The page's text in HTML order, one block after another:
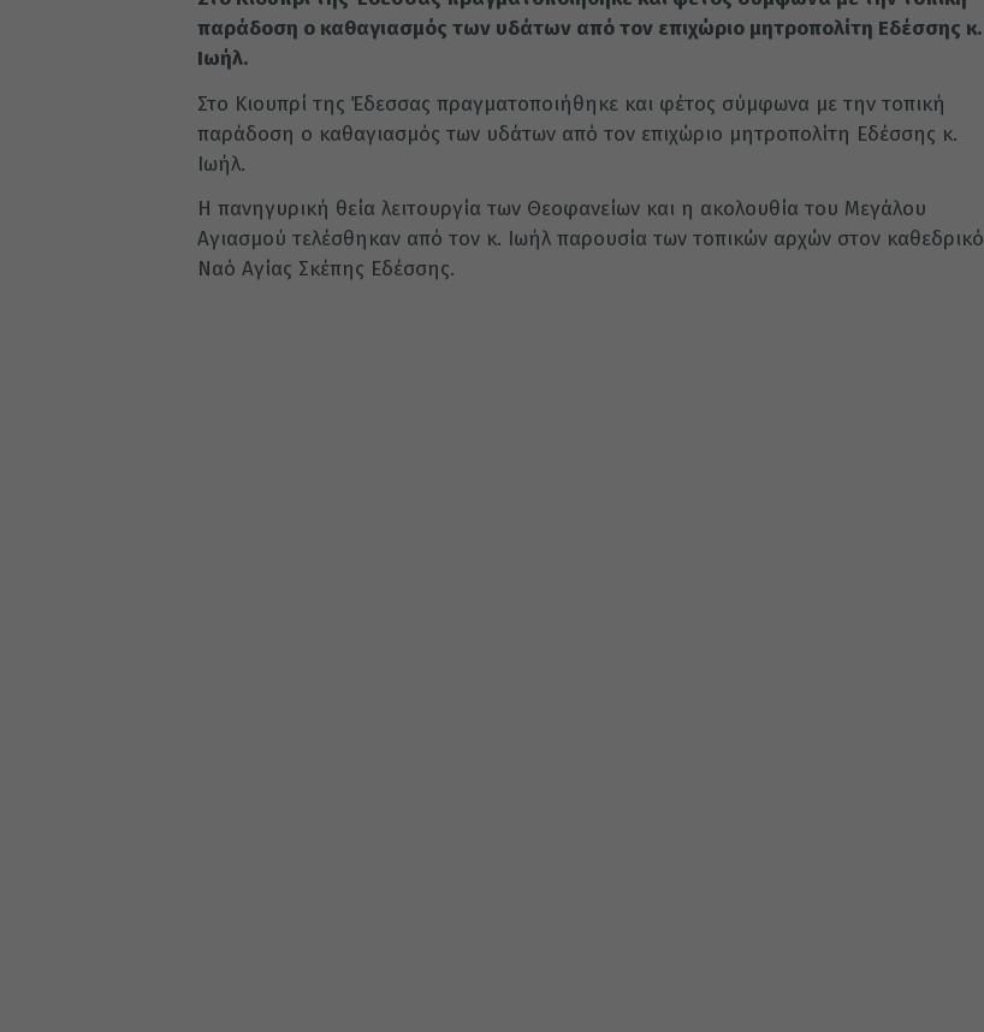
παράδοση ο καθαγιασμός των υδάτων από τον επιχώριο μητροπολίτη Εδέσσης κ.
Ιωήλ.
Στο Κιουπρί της Έδεσσας πραγματοποιήθηκε και φέτος σύμφωνα με την τοπική
παράδοση ο καθαγιασμός των υδάτων από τον επιχώριο μητροπολίτη Εδέσσης κ.
Ιωήλ.
Η πανηγυρική θεία λειτουργία των Θεοφανείων και η ακολουθία του Μεγάλου
Αγιασμού τελέσθηκαν από τον κ. Ιωήλ παρουσία των τοπικών αρχών στον καθεδρικό
Ναό Αγίας Σκέπης Εδέσσης.